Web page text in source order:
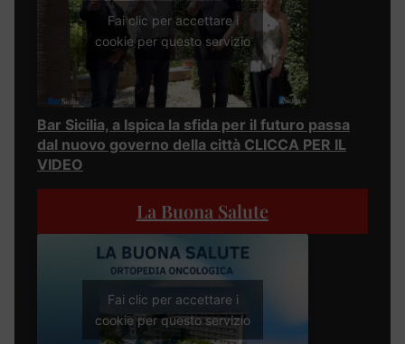
Fai clic per accettare i
cookie per questo servizio
Bar Sicilia, a Ispica la sfida per il futuro passa
dal nuovo governo della città CLICCA PER IL
VIDEO
La Buona Salute
Fai clic per accettare i
cookie per questo servizio